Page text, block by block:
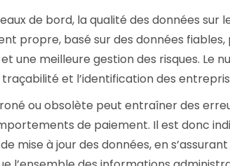
de bord, la qualité des données sur
propre, basé sur des données
une meilleure gestion des risques. Le
et l’identification des
ou obsolète peut entraîner des
de paiement. Il est donc
mise à jour des données, en